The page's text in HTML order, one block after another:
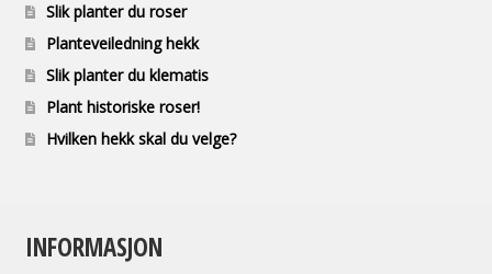
Slik planter du roser
Planteveiledning hekk
Slik planter du klematis
Plant historiske roser!
Hvilken hekk skal du velge?
INFORMASJON